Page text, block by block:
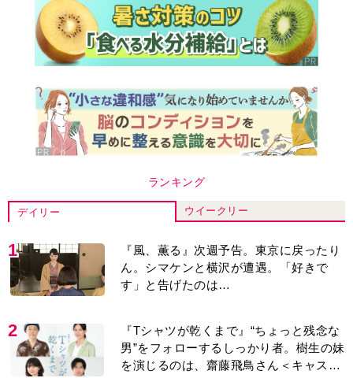
ランキング
デイリー ウイークリー
1
『風、薫る』次週予告。東京に戻ったり
ん。シマケンと横沢が遭遇。「好きで
す」と告げたのは…
2
『Tシャツが乾くまで』“ちょっと残念な
男”をフォローするしっかり者。樹生の妹
を演じるのは、齋藤飛鳥さん＜キャスト